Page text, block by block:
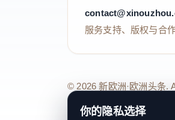
服务支持、版权与合
© 2026 新欧洲·欧洲头条.
关于我们法律声明编辑规范
你的隐私选择